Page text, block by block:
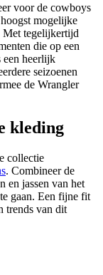
voor de cowboys
mogelijke
Met tegelijkertijd
die op een
een heerlijk
seizoenen
de Wrangler
kleding
collectie
. Combineer de
en jassen van het
gaan. Een fijne fit
trends van dit